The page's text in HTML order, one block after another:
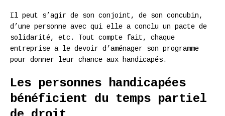
Il peut s’agir de son conjoint, de son concubin,
d’une personne avec qui elle a conclu un pacte de
solidarité, etc. Tout compte fait, chaque
entreprise a le devoir d’aménager son programme
pour donner leur chance aux handicapés.
Les personnes handicapées
bénéficient du temps partiel